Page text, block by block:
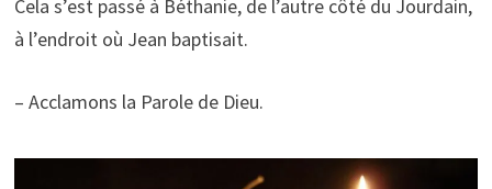
Cela s’est passé à Béthanie, de l’autre côté du Jourdain,
à l’endroit où Jean baptisait.
– Acclamons la Parole de Dieu.